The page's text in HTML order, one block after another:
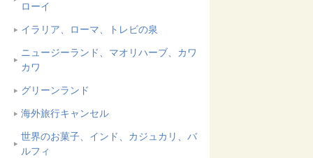
ローイ
イラリア、ローマ、トレビの泉
ニュージーランド、マオリハーブ、カワ
カワ
グリーンランド
海外旅行キャンセル
世界のお菓子、インド、カジュカリ、バ
ルフィ